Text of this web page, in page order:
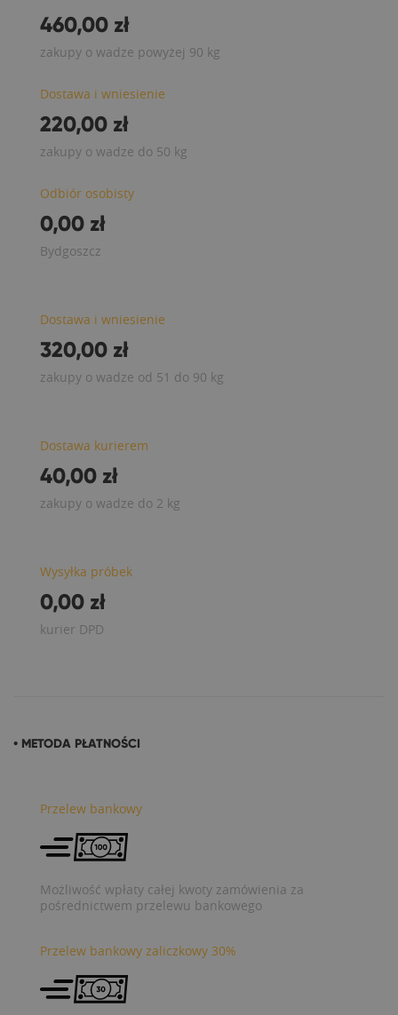
460,00 zł
zakupy o wadze powyżej 90 kg
Dostawa i wniesienie
220,00 zł
zakupy o wadze do 50 kg
Odbiór osobisty
0,00 zł
Bydgoszcz
Dostawa i wniesienie
320,00 zł
zakupy o wadze od 51 do 90 kg
Dostawa kurierem
40,00 zł
zakupy o wadze do 2 kg
Wysyłka próbek
0,00 zł
kurier DPD
• METODA PŁATNOŚCI
Przelew bankowy
Możliwość wpłaty całej kwoty zamówienia za
pośrednictwem przelewu bankowego
Przelew bankowy zaliczkowy 30%